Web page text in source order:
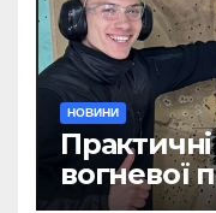
НОВИНИ
вогневої